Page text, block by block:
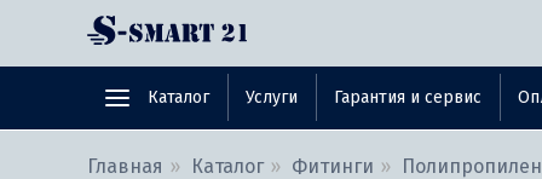
Каталог Услуги Гарантия и сервис
Главная Каталог Фитинги